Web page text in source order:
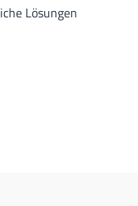
Lösungen